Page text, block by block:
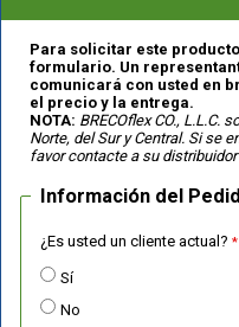
Para solicitar este
formulario. Un
comunicará con usted en
el precio y la entrega.
NOTA: BRECOflex CO., L.L.C.
Norte, del Sur y Central. Si se
favor contacte a su
Información del
¿Es usted un cliente actual?
Sí
No